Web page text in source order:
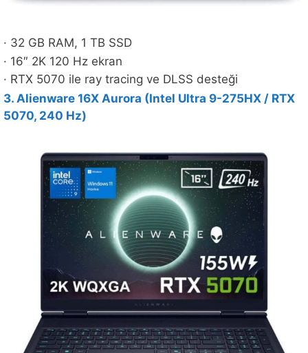
· 32 GB RAM, 1 TB SSD
· 16″ 2K 120 Hz ekran
· RTX 5070 ile ray tracing ve DLSS desteği
3. Alienware 16X Aurora (Intel Ultra 9-275HX / RTX
5070, 240 Hz)